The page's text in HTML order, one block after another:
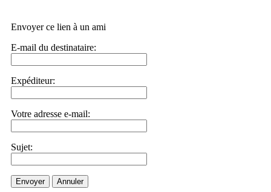
Envoyer ce lien à un ami
E-mail du destinataire:
Expéditeur:
Votre adresse e-mail:
Sujet:
Envoyer Annuler